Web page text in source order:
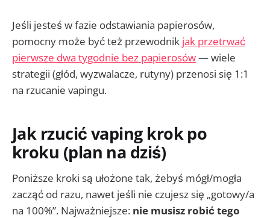
Jeśli jesteś w fazie odstawiania papierosów,
pomocny może być też przewodnik jak przetrwać
pierwsze dwa tygodnie bez papierosów— wiele
strategii (głód, wyzwalacze, rutyny) przenosi się 1:1
na rzucanie vapingu.
Jak rzucić vaping krok po
kroku (plan na dziś)
Poniższe kroki są ułożone tak, żebyś mógł/mogła
zacząć od razu, nawet jeśli nie czujesz się „gotowy/a
na 100%”. Najważniejsze: nie musisz robić tego